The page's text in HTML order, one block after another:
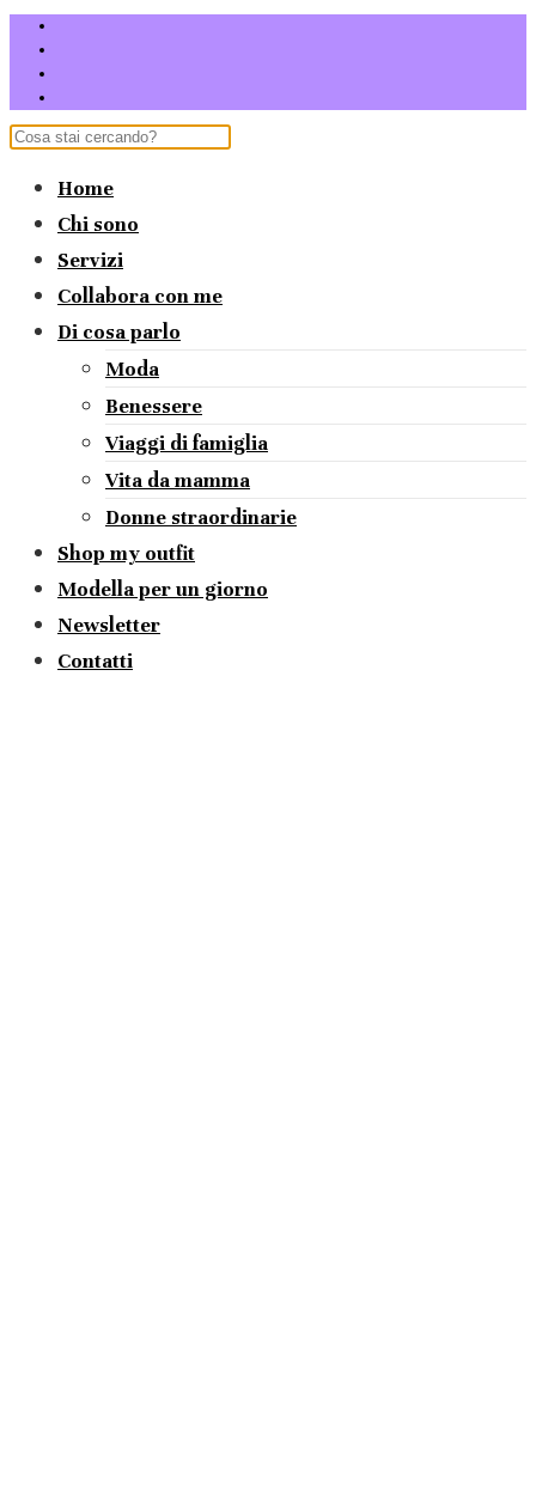
Home
Chi sono
Servizi
Collabora con me
Di cosa parlo
Moda
Benessere
Viaggi di famiglia
Vita da mamma
Donne straordinarie
Shop my outfit
Modella per un giorno
Newsletter
Contatti